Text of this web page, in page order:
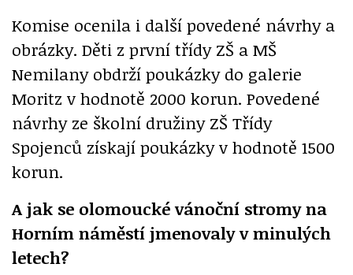
Komise ocenila i další povedené návrhy a
obrázky. Děti z první třídy ZŠ a MŠ
Nemilany obdrží poukázky do galerie
Moritz v hodnotě 2000 korun. Povedené
návrhy ze školní družiny ZŠ Třídy
Spojenců získají poukázky v hodnotě 1500
korun.
A jak se olomoucké vánoční stromy na
Horním náměstí jmenovaly v minulých
letech?